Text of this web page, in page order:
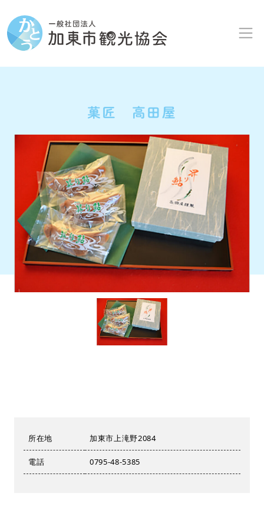
菓匠 高田屋
所在地 加東市上滝野2084
電話 0795-48-5385